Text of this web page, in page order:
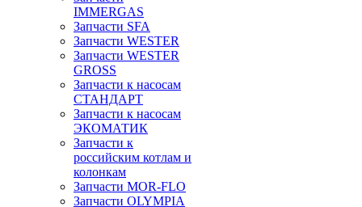
IMMERGAS
Запчасти SFA
Запчасти WESTER
Запчасти WESTER
GROSS
Запчасти к насосам
СТАНДАРТ
Запчасти к насосам
ЭКОМАТИК
Запчасти к
российским котлам и
колонкам
Запчасти MOR-FLO
Запчасти OLYMPIA